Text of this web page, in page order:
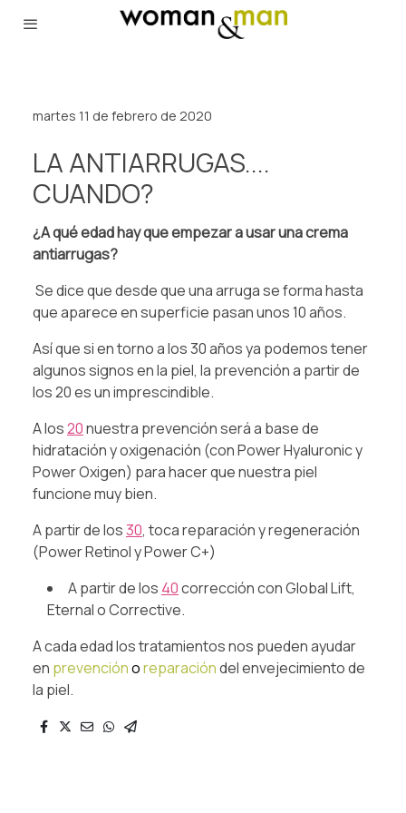
martes 11 de febrero de 2020
LA ANTIARRUGAS....
CUANDO?
¿A qué edad hay que empezar a usar una crema
antiarrugas?
Se dice que desde que una arruga se forma hasta
que aparece en superficie pasan unos 10 años.
Así que si en torno a los 30 años ya podemos tener
algunos signos en la piel, la prevención a partir de
los 20 es un imprescindible.
A los20nuestra prevención será a base de
hidratación y oxigenación (con Power Hyaluronic y
Power Oxigen) para hacer que nuestra piel
funcione muy bien.
A partir de los30, toca reparación y regeneración
(Power Retinol y Power C+)
A partir de los 40corrección con Global Lift,
Eternal o Corrective.
A cada edad los tratamientos nos pueden ayudar
en prevenciónoreparacióndel envejecimiento de
la piel.